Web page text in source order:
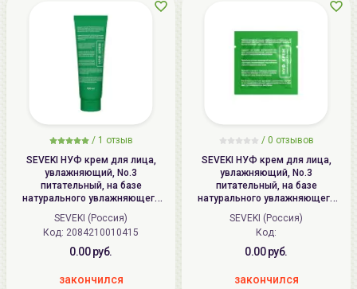
/ 1 отзыв
SEVEKI НУФ крем для лица,
увлажняющий, No.3
питательный, на базе
натурального увлажняющего
фактора | 100мл | NMF Face
Moisturizer
SEVEKI (Россия)
Код: 2084210010415
0.00 руб.
закончился
/ 0 отзывов
SEVEKI НУФ крем для лица,
увлажняющий, No.3
питательный, на базе
натурального увлажняющего
фактора | 3.5мл | NMF Face
Moisturizer
SEVEKI (Россия)
Код:
0.00 руб.
закончился